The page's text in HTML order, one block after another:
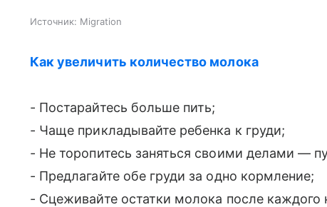
Источник: Migration
Как увеличить количество молока
- Постарайтесь больше пить;
- Чаще прикладывайте ребенка к груди;
- Не торопитесь заняться своими делами —
- Предлагайте обе груди за одно кормление;
- Сцеживайте остатки молока после